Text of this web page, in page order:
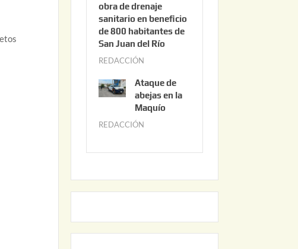
6
o
3
0
0
2
6
obra de drenaje
sanitario en beneficio
de 800 habitantes de
San Juan del Río
REDACCIÓN
n
i
0
2
Ataque de
abejas en la
Maquío
REDACCIÓN
y